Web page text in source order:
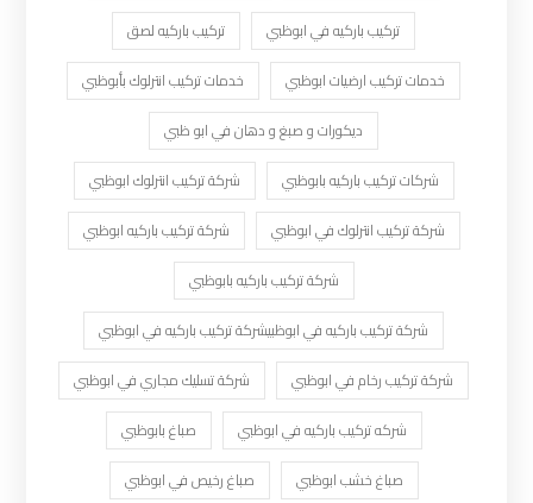
تركيب باركيه في ابوظبي
تركيب باركيه لصق
خدمات تركيب ارضيات ابوظبي
خدمات تركيب انترلوك بأبوظبي
ديكورات و صبغ و دهان في ابو ظبي
شركات تركيب باركيه بابوظبي
شركة تركيب انترلوك ابوظبي
شركة تركيب انترلوك في ابوظبي
شركة تركيب باركيه ابوظبي
شركة تركيب باركيه بابوظبي
شركة تركيب باركيه في ابوظبيشركة تركيب باركيه في ابوظبي
شركة تركيب رخام في ابوظبي
شركة تسليك مجاري في ابوظبي
شركه تركيب باركيه في ابوظبي
صباغ بابوظبي
صباغ خشب ابوظبي
صباغ رخيص في ابوظبي